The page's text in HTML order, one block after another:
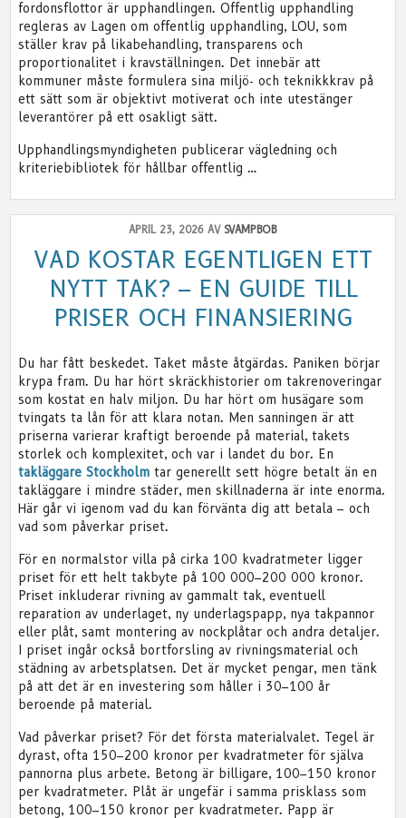
fordonsflottor är upphandlingen. Offentlig upphandling
regleras av Lagen om offentlig upphandling, LOU, som
ställer krav på likabehandling, transparens och
proportionalitet i kravställningen. Det innebär att
kommuner måste formulera sina miljö- och teknikkkrav på
ett sätt som är objektivt motiverat och inte utestänger
leverantörer på ett osakligt sätt.
Upphandlingsmyndigheten publicerar vägledning och
kriteriebibliotek för hållbar offentlig …
APRIL 23, 2026 AV SVAMPBOB
VAD KOSTAR EGENTLIGEN ETT
NYTT TAK? – EN GUIDE TILL
PRISER OCH FINANSIERING
Du har fått beskedet. Taket måste åtgärdas. Paniken börjar
krypa fram. Du har hört skräckhistorier om takrenoveringar
som kostat en halv miljon. Du har hört om husägare som
tvingats ta lån för att klara notan. Men sanningen är att
priserna varierar kraftigt beroende på material, takets
storlek och komplexitet, och var i landet du bor. En
takläggare Stockholm tar generellt sett högre betalt än en
takläggare i mindre städer, men skillnaderna är inte enorma.
Här går vi igenom vad du kan förvänta dig att betala – och
vad som påverkar priset.
För en normalstor villa på cirka 100 kvadratmeter ligger
priset för ett helt takbyte på 100 000–200 000 kronor.
Priset inkluderar rivning av gammalt tak, eventuell
reparation av underlaget, ny underlagspapp, nya takpannor
eller plåt, samt montering av nockplåtar och andra detaljer.
I priset ingår också bortforsling av rivningsmaterial och
städning av arbetsplatsen. Det är mycket pengar, men tänk
på att det är en investering som håller i 30–100 år
beroende på material.
Vad påverkar priset? För det första materialvalet. Tegel är
dyrast, ofta 150–200 kronor per kvadratmeter för själva
pannorna plus arbete. Betong är billigare, 100–150 kronor
per kvadratmeter. Plåt är ungefär i samma prisklass som
betong, 100–150 kronor per kvadratmeter. Papp är